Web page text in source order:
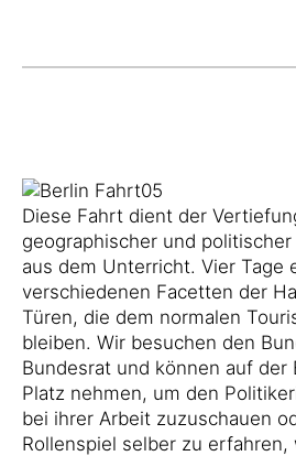
Diese Fahrt dient der
geographischer und
aus dem Unterricht. Vier Tage
verschiedenen Facetten der
Türen, die dem normalen
bleiben. Wir besuchen den
Bundesrat und können auf der
Platz nehmen, um den
bei ihrer Arbeit zuzuschauen
Rollenspiel selber zu erfahren,